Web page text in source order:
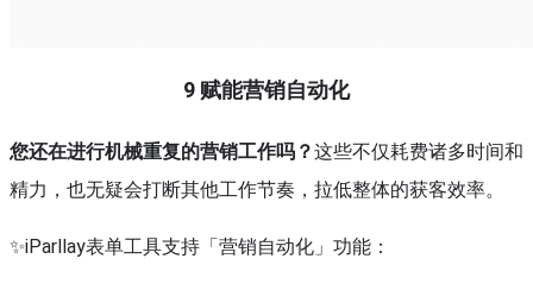
9 赋能营销自动化
您还在进行机械重复的营销工作吗？这些不仅耗费诸多时间和
精力，也无疑会打断其他工作节奏，拉低整体的获客效率。
✨iParllay表单工具支持「营销自动化」功能：